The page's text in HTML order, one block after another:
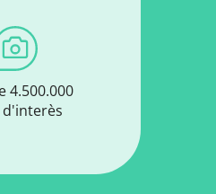
4.500.000
d'interès